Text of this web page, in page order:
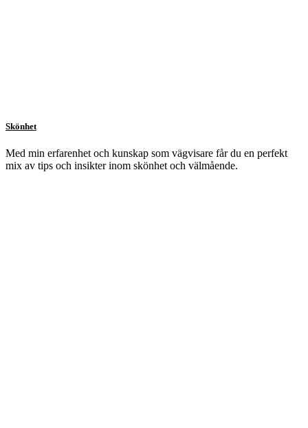
Skönhet
Med min erfarenhet och kunskap som vägvisare får du en perfekt
mix av tips och insikter inom skönhet och välmående.